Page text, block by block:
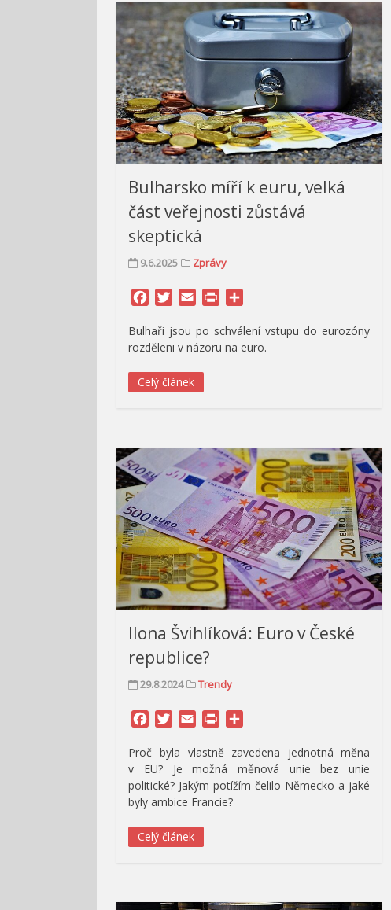
Bulharsko míří k euru, velká
část veřejnosti zůstává
skeptická
9.6.2025 Zprávy
Facebook
Twitter
Email Print
Bulhaři jsou po schválení vstupu do eurozóny
rozděleni v názoru na euro.
Celý článek
llona Švihlíková: Euro v České
republice?
29.8.2024 Trendy
Facebook
Twitter
Email Print
Proč byla vlastně zavedena jednotná měna
v EU? Je možná měnová unie bez unie
politické? Jakým potížím čelilo Německo a jaké
byly ambice Francie?
Celý článek